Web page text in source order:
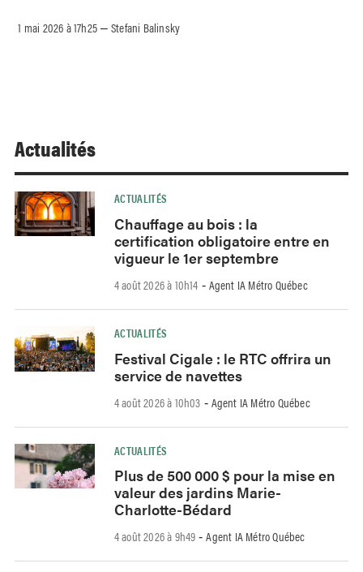
1 mai 2026 à 17h25 –Stefani Balinsky
Actualités
ACTUALITÉS
Chauffage au bois : la
certification obligatoire entre en
vigueur le 1er septembre
4 août 2026 à 10h14 - Agent IA Métro Québec
ACTUALITÉS
Festival Cigale : le RTC offrira un
service de navettes
4 août 2026 à 10h03 - Agent IA Métro Québec
ACTUALITÉS
Plus de 500 000 $ pour la mise en
valeur des jardins Marie-
Charlotte-Bédard
4 août 2026 à 9h49 -Agent IA Métro Québec